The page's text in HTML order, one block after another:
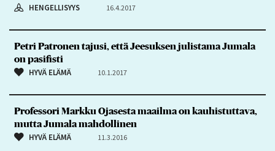
HENGELLISYYS 16.4.2017
Petri Patronen tajusi, että Jeesuksen julistama Jumala
on pasifisti
HYVÄ ELÄMÄ 10.1.2017
Professori Markku Ojasesta maailma on kauhistuttava,
mutta Jumala mahdollinen
HYVÄ ELÄMÄ 11.3.2016